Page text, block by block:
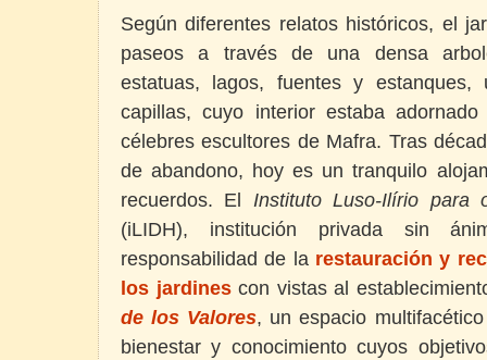
Según diferentes relatos históricos, el
paseos a través de una densa
estatuas, lagos, fuentes y
capillas, cuyo interior estaba
célebres escultores de Mafra. Tras
de abandono, hoy es un tranquilo
recuerdos. El Instituto Luso-Ilírio para
(iLIDH), institución privada sin
responsabilidad de la restauración y
los jardines con vistas al
de los Valores, un espacio
bienestar y conocimiento cuyos